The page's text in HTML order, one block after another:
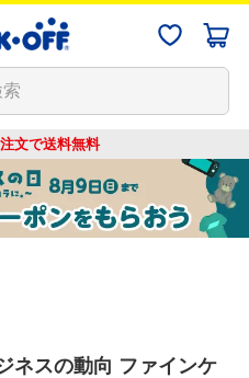
文で送料無料
ネスの動向 ファインケ